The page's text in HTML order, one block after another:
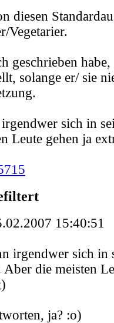
diesen
Vegetarier.
geschrieben habe,
solange er/ sie
sich in
Leute gehen ja
15:40:51
irgendwer sich in
die meisten
ja? :o)